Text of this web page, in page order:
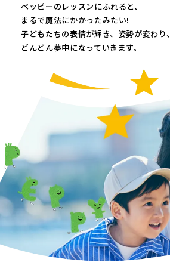
ペッピーのレッスンにふれると、
まるで魔法にかかったみたい!
子どもたちの表情が輝き、 姿勢が変わり、
どんどん夢中になっていきます。